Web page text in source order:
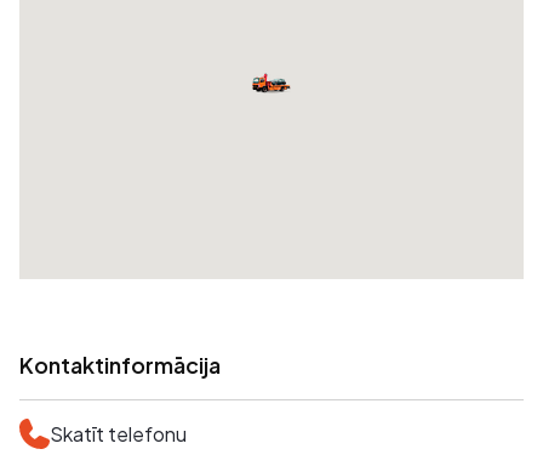
Kontaktinformācija
Skatīt telefonu